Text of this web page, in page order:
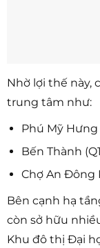
Nhờ lợi thế này,
trung tâm như:
Phú Mỹ Hưng
Bến Thành
Chợ An Đông
Bên cạnh hạ
còn sở hữu
Khu đô thị Đại